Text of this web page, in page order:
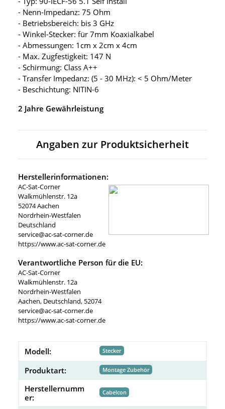
- Nenn-Impedanz: 75 Ohm
- Betriebsbereich: bis 3 GHz
- Winkel-Stecker: für 7mm Koaxialkabel
- Abmessungen: 1cm x 2cm x 4cm
- Max. Zugfestigkeit: 147 N
- Schirmung: Class A++
- Transfer Impedanz: (5 - 30 MHz): < 5 Ohm/Meter
- Beschichtung: NITIN-6
2 Jahre Gewährleistung
Angaben zur Produktsicherheit
Herstellerinformationen:
AC-Sat-Corner
Walkmühlenstr. 12a
52074 Aachen
Nordrhein-Westfalen
Deutschland
service@ac-sat-corner.de
https://www.ac-sat-corner.de
Verantwortliche Person für die EU:
AC-Sat-Corner
Walkmühlenstr. 12a
Nordrhein-Westfalen
Aachen, Deutschland, 52074
service@ac-sat-corner.de
https://www.ac-sat-corner.de
Modell: Stecker
Produktart: Montage Zubehör
Herstellernumm
er:
Cabelcon